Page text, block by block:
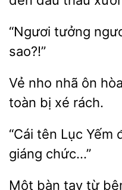
“Ngươi
nho nhã
toàn
xé rách.
“Cái tên Lục Yếm
bàn từ